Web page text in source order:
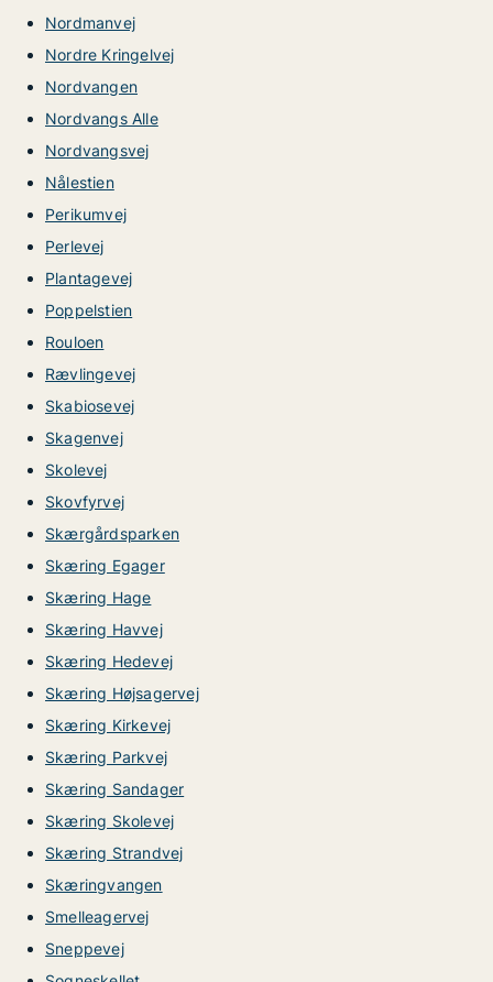
Nordmanvej
Nordre Kringelvej
Nordvangen
Nordvangs Alle
Nordvangsvej
Nålestien
Perikumvej
Perlevej
Plantagevej
Poppelstien
Rouloen
Rævlingevej
Skabiosevej
Skagenvej
Skolevej
Skovfyrvej
Skærgårdsparken
Skæring Egager
Skæring Hage
Skæring Havvej
Skæring Hedevej
Skæring Højsagervej
Skæring Kirkevej
Skæring Parkvej
Skæring Sandager
Skæring Skolevej
Skæring Strandvej
Skæringvangen
Smelleagervej
Sneppevej